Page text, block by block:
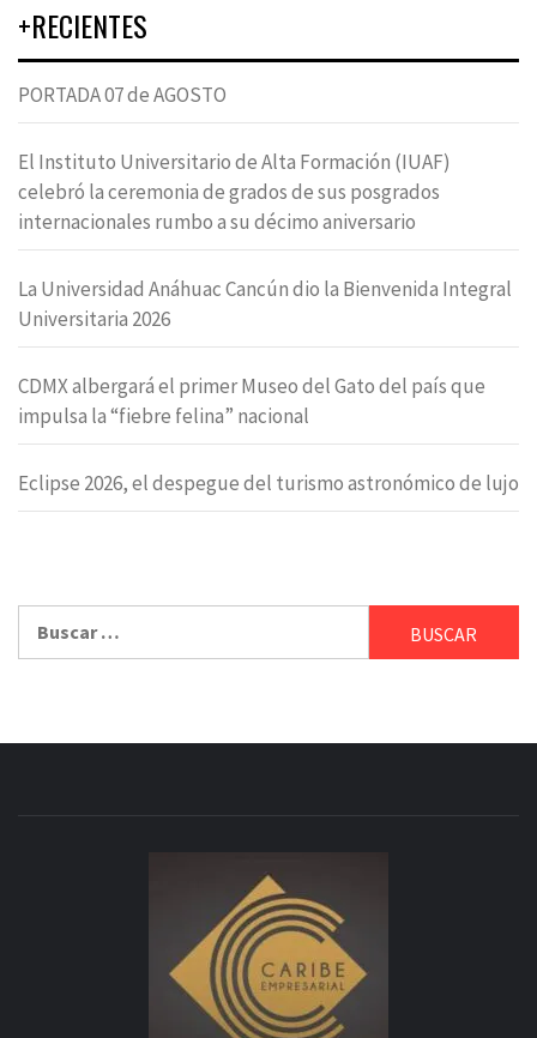
+RECIENTES
PORTADA 07 de AGOSTO
El Instituto Universitario de Alta Formación (IUAF)
celebró la ceremonia de grados de sus posgrados
internacionales rumbo a su décimo aniversario
La Universidad Anáhuac Cancún dio la Bienvenida Integral
Universitaria 2026
CDMX albergará el primer Museo del Gato del país que
impulsa la “fiebre felina” nacional
Eclipse 2026, el despegue del turismo astronómico de lujo